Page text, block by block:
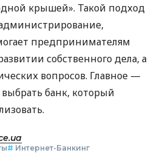
крышей». Такой подход
предпринимателям
собственного дела, а
вопросов. Главное —
банк, который
# Интернет-Банкинг